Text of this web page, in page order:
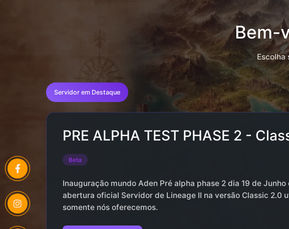
Bem-
Escolha
Servidor em Destaque
PRE ALPHA TEST PHASE 2 -
Beta
Inauguração mundo Aden Pré alpha phase 2 dia 19 de
abertura oficial Servidor de Lineage II na versão Classic
somente nós oferecemos.